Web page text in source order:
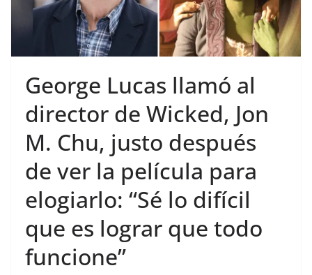
George Lucas llamó al
director de Wicked, Jon
M. Chu, justo después
de ver la película para
elogiarlo: “Sé lo difícil
que es lograr que todo
funcione”